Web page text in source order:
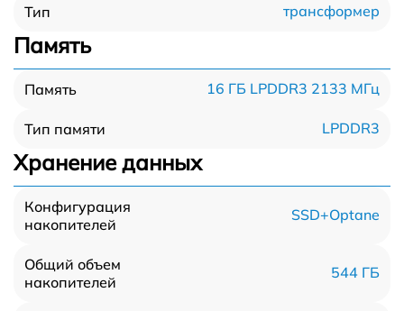
Тип трансформер
Память
Память 16 ГБ LPDDR3 2133 МГц
Тип памяти LPDDR3
Хранение данных
Конфигурация
накопителей
SSD+Optane
Общий объем
накопителей
544 ГБ